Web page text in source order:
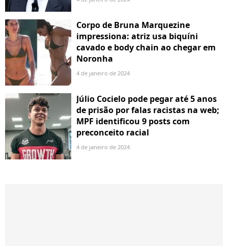
Corpo de Bruna Marquezine
impressiona: atriz usa biquíni
cavado e body chain ao chegar em
Noronha
4 de janeiro de 2024
Júlio Cocielo pode pegar até 5 anos
de prisão por falas racistas na web;
MPF identificou 9 posts com
preconceito racial
4 de janeiro de 2024